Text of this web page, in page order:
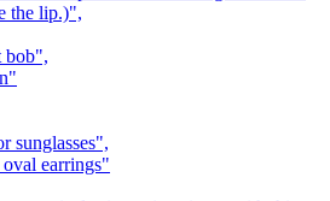
the lip.)",
bob",
sunglasses",
oval earrings"